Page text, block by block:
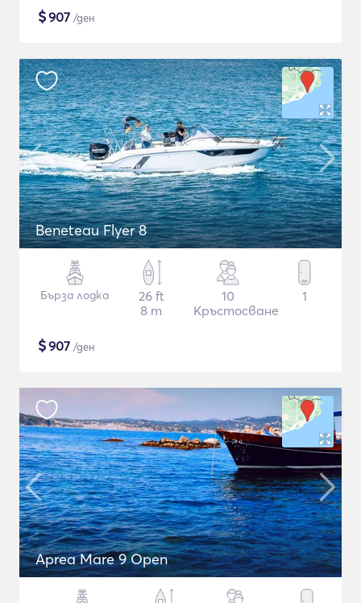
$907 /ден
Beneteau Flyer 8
Бърза лодка
26 ft
8 m
10
Кръстосване
1
$907 /ден
Aprea Mare 9 Open